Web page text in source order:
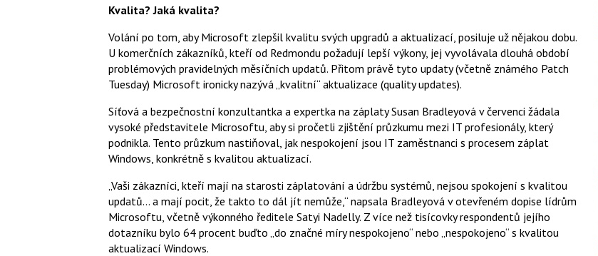
Kvalita? Jaká kvalita?
Volání po tom, aby Microsoft zlepšil kvalitu svých upgradů a aktualizací, posiluje už nějakou dobu.
U komerčních zákazníků, kteří od Redmondu požadují lepší výkony, jej vyvolávala dlouhá období
problémových pravidelných měsíčních updatů. Přitom právě tyto updaty (včetně známého Patch
Tuesday) Microsoft ironicky nazývá „kvalitní“ aktualizace (quality updates).
Síťová a bezpečnostní konzultantka a expertka na záplaty Susan Bradleyová v červenci žádala
vysoké představitele Microsoftu, aby si pročetli zjištění průzkumu mezi IT profesionály, který
podnikla. Tento průzkum nastiňoval, jak nespokojení jsou IT zaměstnanci s procesem záplat
Windows, konkrétně s kvalitou aktualizací.
„Vaši zákazníci, kteří mají na starosti záplatování a údržbu systémů, nejsou spokojení s kvalitou
updatů… a mají pocit, že takto to dál jít nemůže,“ napsala Bradleyová v otevřeném dopise lídrům
Microsoftu, včetně výkonného ředitele Satyi Nadelly. Z více než tisícovky respondentů jejího
dotazníku bylo 64 procent buďto „do značné míry nespokojeno“ nebo „nespokojeno“ s kvalitou
aktualizací Windows.